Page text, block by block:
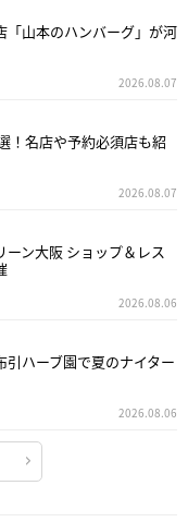
「山本のハンバーグ」が河
2026.08.07
！名店や予約必須店も紹
2026.08.07
ン大阪 ショップ＆レス
2026.08.06
ハーブ園で夏のナイター
2026.08.06